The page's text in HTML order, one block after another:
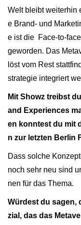
Welt bleibt weiterhin
e Brand- und
e ist die Face-to-
geworden. Das
löst vom Rest
strategie integriert
Mit Showz treibst
and Experiences
en konntest du mit
n zur letzten Berlin
Dass solche
noch sehr neu sind
nen für das Thema.
Würdest du sagen,
zial, das das